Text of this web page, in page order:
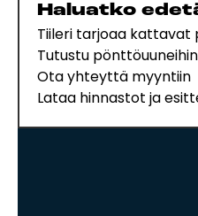
Haluatko
Tiileri tarjoaa kattavat
Tutustu
Ota yhteyttä myyntiin
Lataa hinnastot ja